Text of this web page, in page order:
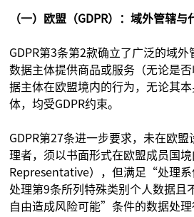
（一）欧盟（GDPR）：域外管辖与
GDPR第3条第2款确立了广泛的域
数据主体提供商品或服务（无论是
据主体在欧盟境内的行为，无论其
体，均受GDPR约束。
GDPR第27条进一步要求，未在欧
理者，须以书面形式在欧盟成员国
Representative），但满足“处理系
处理第9条所列特殊类别个人数据且
自由造成风险可能”条件的数据处